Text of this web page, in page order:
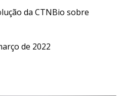
da CTNBio sobre
de 2022